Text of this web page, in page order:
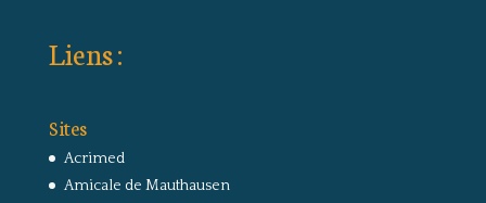
Liens :
Sites
Acrimed
Amicale de Mauthausen